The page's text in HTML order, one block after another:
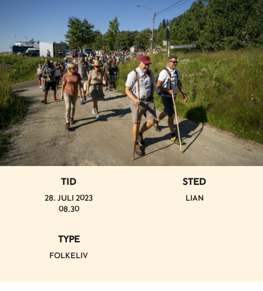
TID
28. JULI 2023
08.30
STED
LIAN
TYPE
FOLKELIV